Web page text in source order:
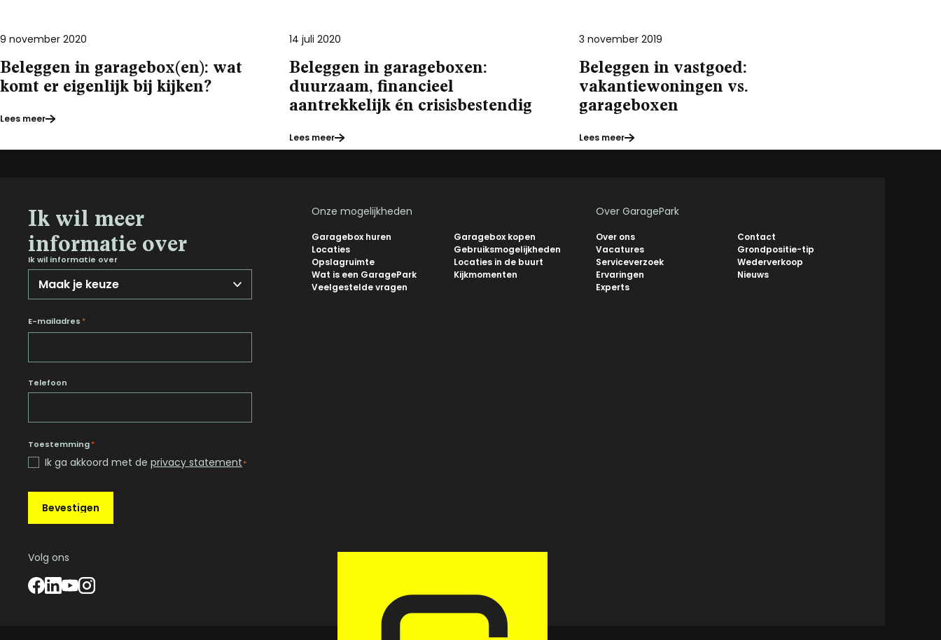
9 november 2020
Beleggen in garagebox(en): wat
komt er eigenlijk bij kijken?
Lees meer
14 juli 2020
Beleggen in garageboxen:
duurzaam, financieel
aantrekkelijk én crisisbestendig
Lees meer
3 november 2019
Beleggen in vastgoed:
vakantiewoningen vs.
garageboxen
Lees meer
Ik wil meer
informatie over
Ik wil informatie over
E-mailadres *
Telefoon
Toestemming*
Ik ga akkoord met de privacy statement*
Bevestigen
Onze mogelijkheden
Garagebox huren
Garagebox kopen
Locaties
Gebruiksmogelijkheden
Opslagruimte
Locaties in de buurt
Wat is een GaragePark
Kijkmomenten
Veelgestelde vragen
Over GaragePark
Over ons
Contact
Vacatures
Grondpositie-tip
Serviceverzoek
Wederverkoop
Ervaringen
Nieuws
Experts
Volg ons